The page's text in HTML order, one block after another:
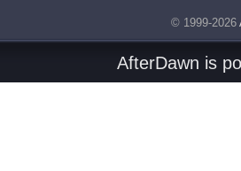
© 1999-2026
AfterDawn is